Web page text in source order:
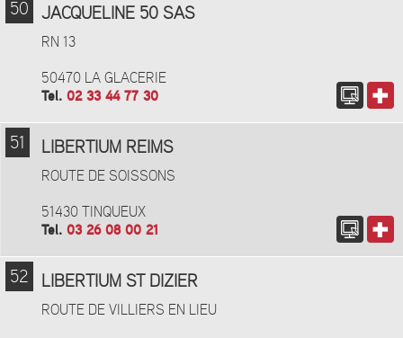
50 JACQUELINE 50 SAS
RN 13
50470 LA GLACERIE
Tel. 02 33 44 77 30
51 LIBERTIUM REIMS
ROUTE DE SOISSONS
51430 TINQUEUX
Tel. 03 26 08 00 21
52 LIBERTIUM ST DIZIER
ROUTE DE VILLIERS EN LIEU